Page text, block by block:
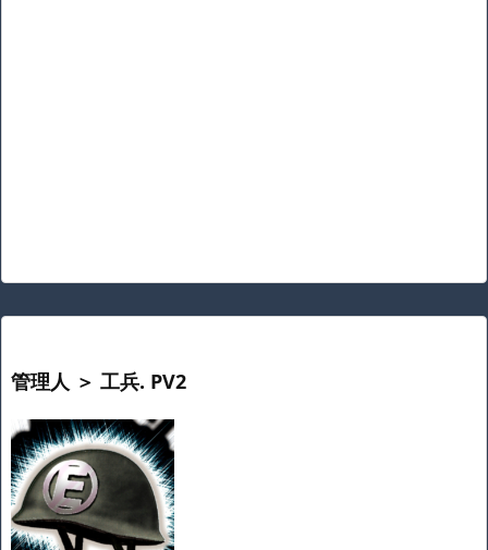
管理人 ＞ 工兵. PV2